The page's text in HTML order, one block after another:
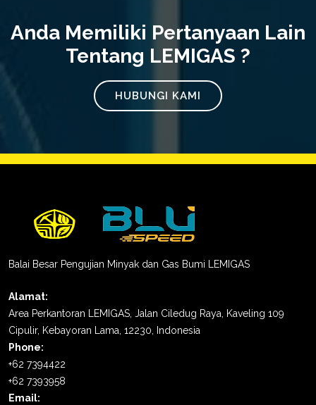
Anda Memiliki Pertanyaan Lain
Tentang LEMIGAS ?
HUBUNGI KAMI
Balai Besar Pengujian Minyak dan Gas Bumi LEMIGAS
Alamat:
Area Perkantoran LEMIGAS, Jalan Ciledug Raya, Kaveling 109
Cipulir, Kebayoran Lama, 12230, Indonesia
Phone:
+62 7394422
+62 7393958
Email: